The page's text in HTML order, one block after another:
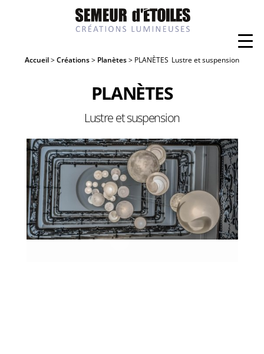
Accueil>Créations> Planètes> PLANÈTES Lustre et suspension
PLANÈTES
Lustre et suspension